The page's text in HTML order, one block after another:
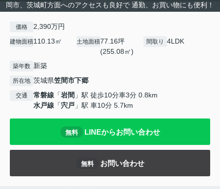
岡市、茨城町方面へのアクセスも良好で 通勤、お買い物にも便利！
価格 2,390万円
建物面積110.13㎡ 土地面積77.16坪
(255.08㎡)
間取り 4LDK
築年数 新築
所在地 茨城県笠間市下郷
交通 常磐線 「岩間 」駅 徒歩10分車3分 0.8km
水戸線 「宍戸 」駅 車10分 5.7km
無料 LINEからお問い合わせ
無料 お問い合わせ